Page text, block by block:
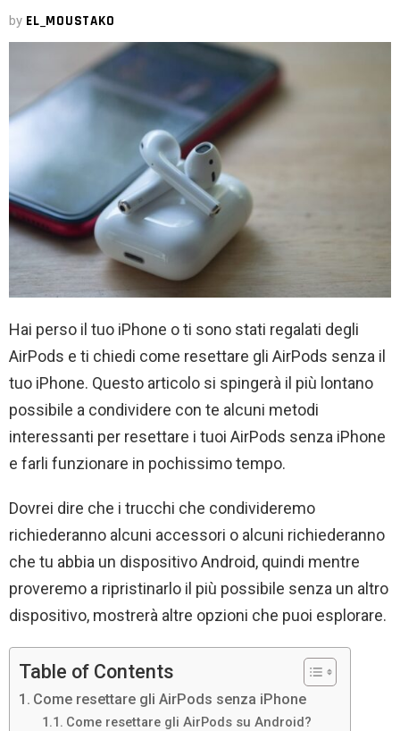
by EL_MOUSTAKO
Hai perso il tuo iPhone o ti sono stati regalati degli
AirPods e ti chiedi come resettare gli AirPods senza il
tuo iPhone. Questo articolo si spingerà il più lontano
possibile a condividere con te alcuni metodi
interessanti per resettare i tuoi AirPods senza iPhone
e farli funzionare in pochissimo tempo.
Dovrei dire che i trucchi che condivideremo
richiederanno alcuni accessori o alcuni richiederanno
che tu abbia un dispositivo Android, quindi mentre
proveremo a ripristinarlo il più possibile senza un altro
dispositivo, mostrerà altre opzioni che puoi esplorare.
Table of Contents
Come resettare gli AirPods senza iPhone
Come resettare gli AirPods su Android?